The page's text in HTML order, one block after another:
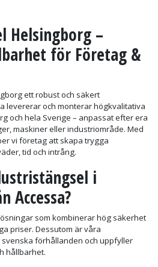
Helsingborg –
för Företag &
ett robust och säkert
levererar och monterar högkvalitativa
och hela Sverige – anpassat efter era
maskiner eller industriområde. Med
vi företag att skapa trygga
tid och intrång.
i
Accessa?
som kombinerar hög säkerhet
priser. Dessutom är våra
förhållanden och uppfyller
hållbarhet.